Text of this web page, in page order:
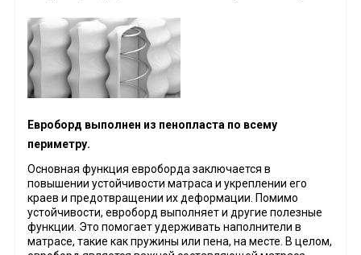
Евроборд выполнен из пенопласта по всему
периметру.
Основная функция евроборда заключается в
повышении устойчивости матраса и укреплении его
краев и предотвращении их деформации. Помимо
устойчивости, евроборд выполняет и другие полезные
функции. Это помогает удерживать наполнители в
матрасе, такие как пружины или пена, на месте. В целом,